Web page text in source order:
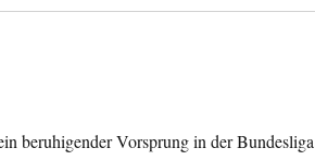
beruhigender Vorsprung in der Bundesliga